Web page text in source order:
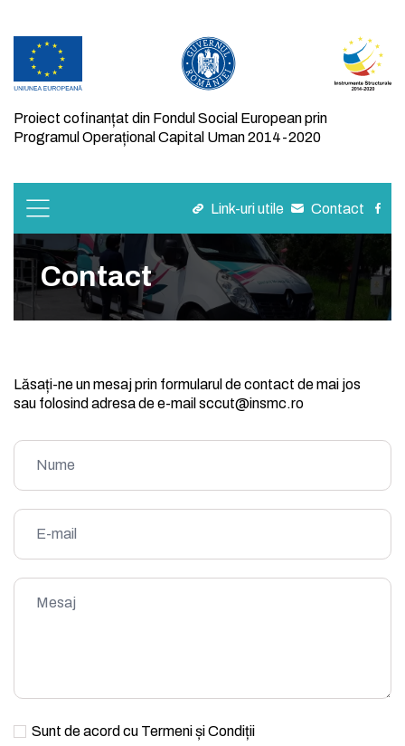
Proiect cofinanțat din Fondul Social European prin
Programul Operațional Capital Uman 2014-2020
Link-uri utile Contact
Contact
Lăsați-ne un mesaj prin formularul de contact de mai jos
sau folosind adresa de e-mail sccut@insmc.ro
Sunt de acord cu Termeni și Condiții